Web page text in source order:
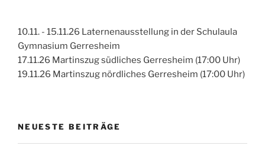
10.11. - 15.11.26 Laternenausstellung in der Schulaula
Gymnasium Gerresheim
17.11.26 Martinszug südliches Gerresheim (17:00 Uhr)
19.11.26 Martinszug nördliches Gerresheim (17:00 Uhr)
NEUESTE BEITRÄGE